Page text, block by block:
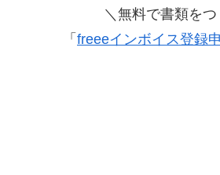
＼無料で書類を
「 freeeインボイス登録